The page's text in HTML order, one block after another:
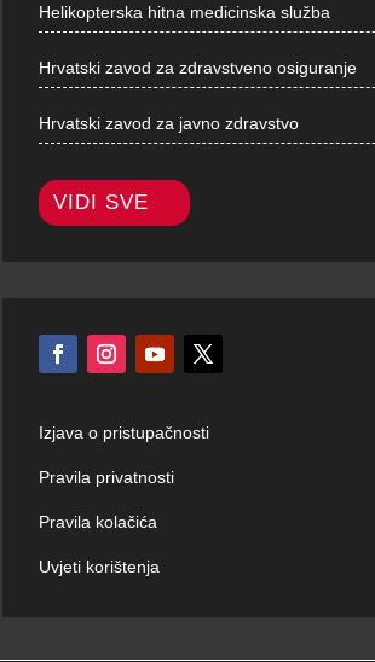
Helikopterska hitna medicinska služba
Hrvatski zavod za zdravstveno osiguranje
Hrvatski zavod za javno zdravstvo
VIDI SVE
Izjava o pristupačnosti
Pravila privatnosti
Pravila kolačića
Uvjeti korištenja